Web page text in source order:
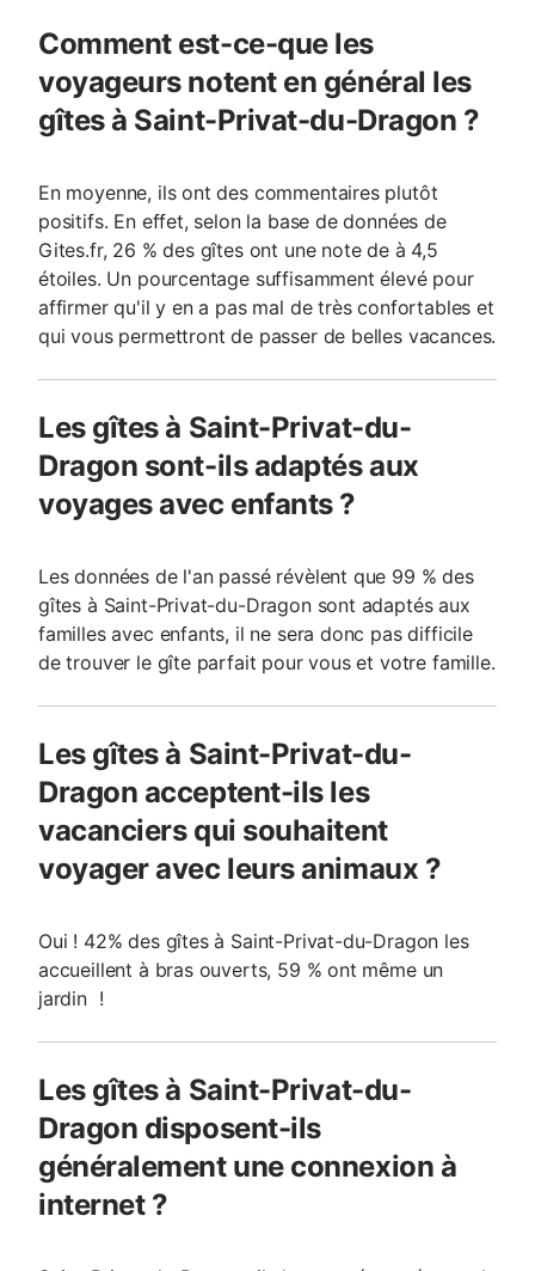
Comment est-ce-que les
voyageurs notent en général les
gîtes à Saint-Privat-du-Dragon ?
En moyenne, ils ont des commentaires plutôt
positifs. En effet, selon la base de données de
Gites.fr, 26 % des gîtes ont une note de à 4,5
étoiles. Un pourcentage suffisamment élevé pour
affirmer qu'il y en a pas mal de très confortables et
qui vous permettront de passer de belles vacances.
Les gîtes à Saint-Privat-du-
Dragon sont-ils adaptés aux
voyages avec enfants ?
Les données de l'an passé révèlent que 99 % des
gîtes à Saint-Privat-du-Dragon sont adaptés aux
familles avec enfants, il ne sera donc pas difficile
de trouver le gîte parfait pour vous et votre famille.
Les gîtes à Saint-Privat-du-
Dragon acceptent-ils les
vacanciers qui souhaitent
voyager avec leurs animaux ?
Oui ! 42% des gîtes à Saint-Privat-du-Dragon les
accueillent à bras ouverts, 59 % ont même un
jardin !
Les gîtes à Saint-Privat-du-
Dragon disposent-ils
généralement une connexion à
internet ?